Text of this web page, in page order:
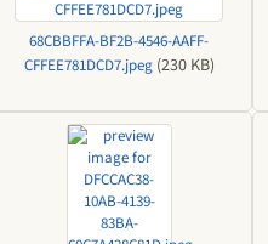
68CBBFFA-BF2B-4546-AAFF-
CFFEE781DCD7.jpeg(230 KB)